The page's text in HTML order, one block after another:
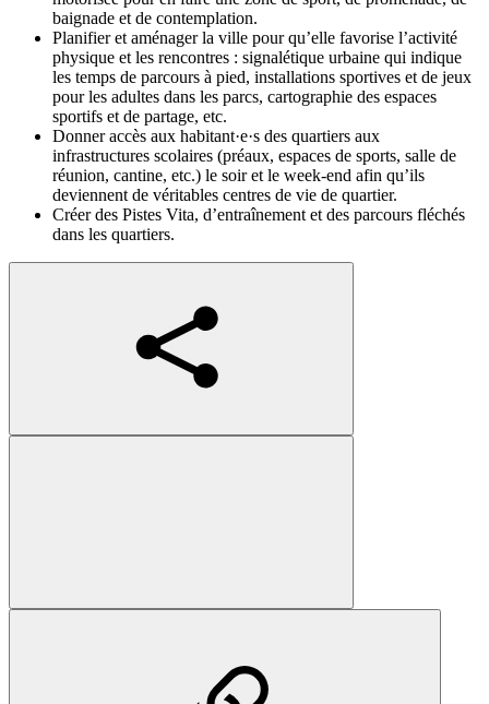
baignade et de contemplation.
Planifier et aménager la ville pour qu’elle favorise l’activité
physique et les rencontres : signalétique urbaine qui indique
les temps de parcours à pied, installations sportives et de jeux
pour les adultes dans les parcs, cartographie des espaces
sportifs et de partage, etc.
Donner accès aux habitant·e·s des quartiers aux
infrastructures scolaires (préaux, espaces de sports, salle de
réunion, cantine, etc.) le soir et le week-end afin qu’ils
deviennent de véritables centres de vie de quartier.
Créer des Pistes Vita, d’entraînement et des parcours fléchés
dans les quartiers.